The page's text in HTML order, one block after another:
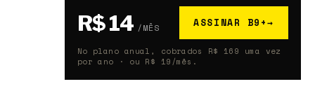
R$ 14 /MÊS ASSINAR B9+→
No plano anual, cobrados R$ 169 uma vez
por ano · ou R$ 19/mês.